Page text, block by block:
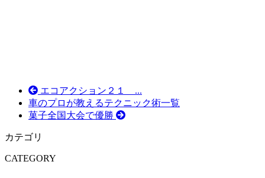
エコアクション２１ ...
車のプロが教えるテクニック術一覧
菓子全国大会で優勝
カテゴリ
CATEGORY